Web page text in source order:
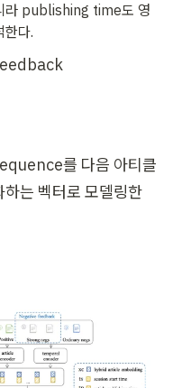
라 publishing time도 영
한다.
를 다음 아티클
는 벡터로 모델링한